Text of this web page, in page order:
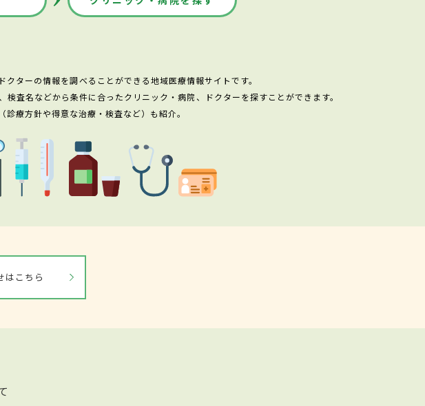
ターの情報を調べることができる地域医療情報サイトです。
査名などから条件に合ったクリニック・病院、ドクターを探すことができます。
療方針や得意な治療・検査など）も紹介。
はこちら